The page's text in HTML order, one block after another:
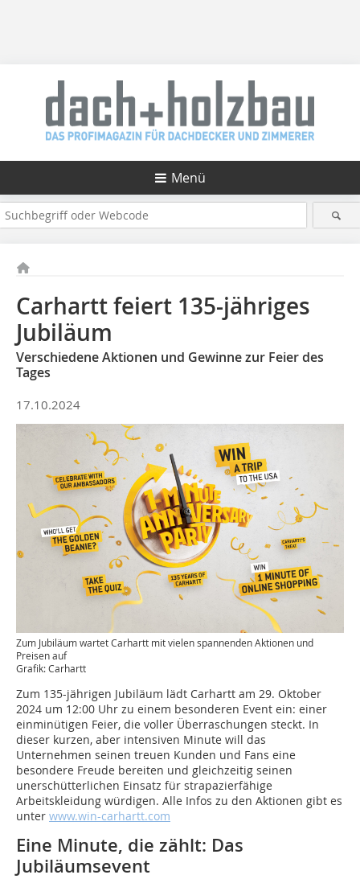
Menü
Carhartt feiert 135-jähriges
Jubiläum
Verschiedene Aktionen und Gewinne zur Feier des
Tages
17.10.2024
Zum Jubiläum wartet Carhartt mit vielen spannenden Aktionen und
Preisen auf
Grafik: Carhartt
Zum 135-jährigen Jubiläum lädt Carhartt am 29. Oktober
2024 um 12:00 Uhr zu einem besonderen Event ein: einer
einminütigen Feier, die voller Überraschungen steckt. In
dieser kurzen, aber intensiven Minute will das
Unternehmen seinen treuen Kunden und Fans eine
besondere Freude bereiten und gleichzeitig seinen
unerschütterlichen Einsatz für strapazierfähige
Arbeitskleidung würdigen. Alle Infos zu den Aktionen gibt es
unter www.win-carhartt.com
Eine Minute, die zählt: Das
Jubiläumsevent